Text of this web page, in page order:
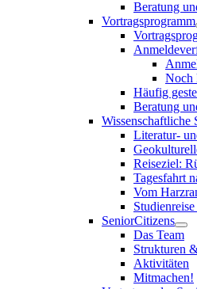
Beratung
Vortragsprogramm
Noch
Häufig
Beratung
Wissenschaftliche
Literatur-
Reiseziel:
Tagesfahrt
Vom
SeniorCitizens
Das Team
Strukturen
Aktivitäten
Mitmachen!